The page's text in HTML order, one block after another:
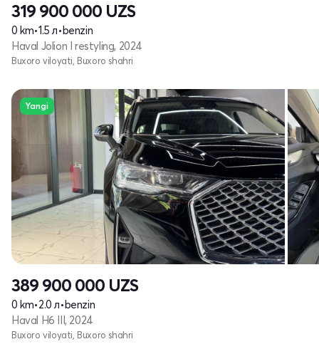
319 900 000 UZS
0 km•1.5 л•benzin
Haval Jolion I restyling, 2024
Buxoro viloyati, Buxoro shahri
Yangi
389 900 000 UZS
0 km•2.0 л•benzin
Haval H6 III, 2024
Buxoro viloyati, Buxoro shahri